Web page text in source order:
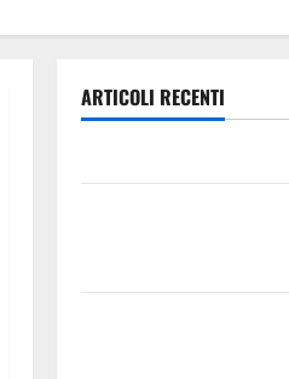
ARTICOLI RECENTI